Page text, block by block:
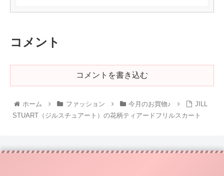
コメント
コメントを書き込む
ホーム ファッション 今月のお買物♪
JILL
STUART（ジルスチュアート）の花柄ティアードフリルスカート